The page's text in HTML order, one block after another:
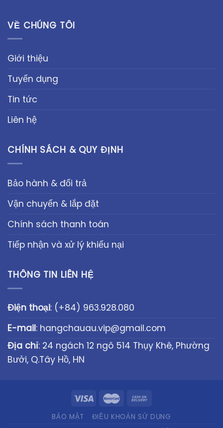
VỀ CHÚNG TÔI
Giới thiệu
Tuyển dụng
Tin tức
Liên hệ
CHÍNH SÁCH & QUY ĐỊNH
Bảo hành & đổi trả
Vận chuyển & lắp đặt
Chính sách thanh toán
Tiếp nhận và xử lý khiếu nại
THÔNG TIN LIÊN HỆ
Điện thoại: (+84) 963.928.080
E-mail: hangchauau.vip@gmail.com
Địa chỉ: 24 ngách 12 ngõ 514 Thụy Khê, Phường
Bưởi, Q.Tây Hồ, HN
BẢO MẬT ĐIỀU KHOẢN SỬ DỤNG